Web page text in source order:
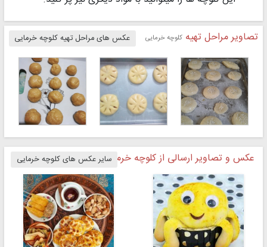
تصاویر مراحل تهیه کلوچه خرمایی عکس های مراحل تهیه کلوچه خرمایی
عکس و تصاویر ارسالی از کلوچه خرماییسایر عکس های کلوچه خرمایی